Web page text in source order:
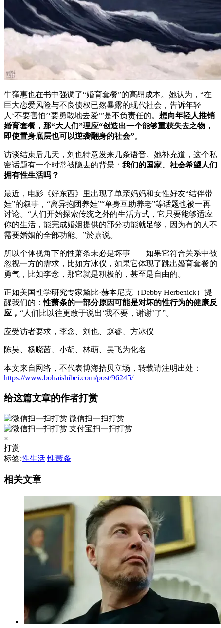
牛窪惠也在书中强调了“婚育套餐”的高昂成本。她认为，“在
巨大恋爱风险与不良债权已然暴露的现代社会，告诉年轻
人‘不要害怕’‘要勇敢地去爱’”是不负责任的。 想向年轻人推销
婚育套餐，那“大人们”理应“创造出一个能够重获失去之物，
即使置身底层也可以逆袭翻身的社会”。
访谈结束后几天，刘也特意发来几条语音。她补充道，这个私
密话题有一个时常被隐去的背景： 我们的国家、社会希望人们
拥有性生活吗？
最近，电影《好东西》里出现了单亲妈妈和女性好友“结伴带
娃”的叙事，“离异抱团养娃”“单身互助养老”等话题也被一再
讨论。“人们开始探索传统之外的生活方式，它只要能够适应
你的生活，能完成婚姻提供的部分功能就足够，因为有的人不
需要婚姻的全部功能。”於嘉说。
所以个体视角下的性萧条未必是坏事——如果它符合关系中被
忽视一方的需求，比如方冰仪，如果它体现了跳出婚育套餐的
勇气，比如李念，那它就是积极的，甚至是自由的。
正如美国性学研究专家黛比·赫本尼克（Debby Herbenick）提
醒我们的：性萧条的一部分原因可能是对坏的性行为的健康反
应， “人们比以往更敢于说出‘我不要，谢谢’了”。
应受访者要求，李念、刘也、赵睿、方冰仪
陈昊、杨晓茜、小胡、林萌、吴飞为化名
本文来自网络，不代表博海拾贝立场，转载请注明出处：
https://www.bohaishibei.com/post/96245/
给这篇文章的作者打赏
微信扫一扫打赏
支付宝扫一扫打赏
×
打赏
标签:性生活 性萧条
相关文章